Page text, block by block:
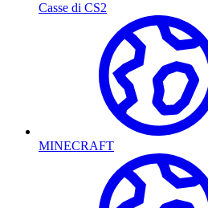
Casse di CS2
MINECRAFT